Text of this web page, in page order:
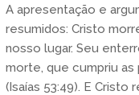
A apresentação e
resumidos: Cristo
nosso lugar. Seu
morte, que cumpriu
(Isaías 53:49). E